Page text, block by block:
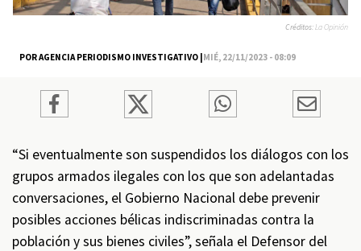
POR AGENCIA PERIODISMO INVESTIGATIVO |MIÉ, 22/11/2023 - 08:09
Créditos:La Opinión
“Si eventualmente son suspendidos los diálogos con los
grupos armados ilegales con los que son adelantadas
conversaciones, el Gobierno Nacional debe prevenir
posibles acciones bélicas indiscriminadas contra la
población y sus bienes civiles”, señala el Defensor del